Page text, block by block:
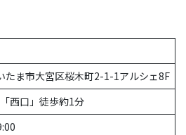
たま市大宮区桜木町2-1-1アルシェ8F
西口」徒歩約1分